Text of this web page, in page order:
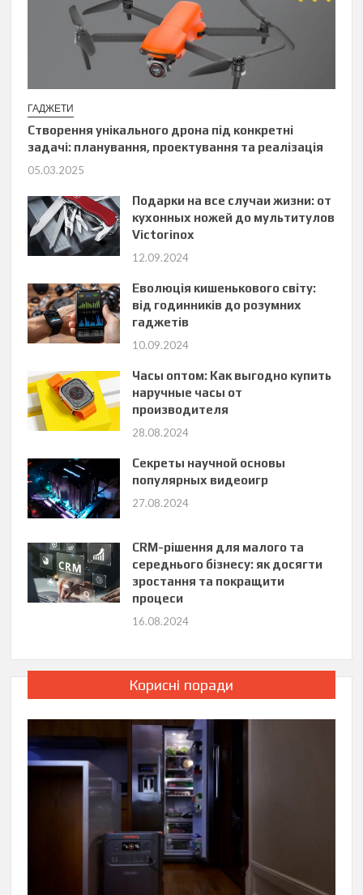
ГАДЖЕТИ
Створення унікального дрона під конкретні
задачі: планування, проектування та реалізація
05.03.2025
Подарки на все случаи жизни: от
кухонных ножей до мультитулов
Victorinox
12.09.2024
Еволюція кишенькового світу:
від годинників до розумних
гаджетів
10.09.2024
Часы оптом: Как выгодно купить
наручные часы от
производителя
28.08.2024
Секреты научной основы
популярных видеоигр
27.08.2024
CRM-рішення для малого та
середнього бізнесу: як досягти
зростання та покращити
процеси
16.08.2024
Корисні поради